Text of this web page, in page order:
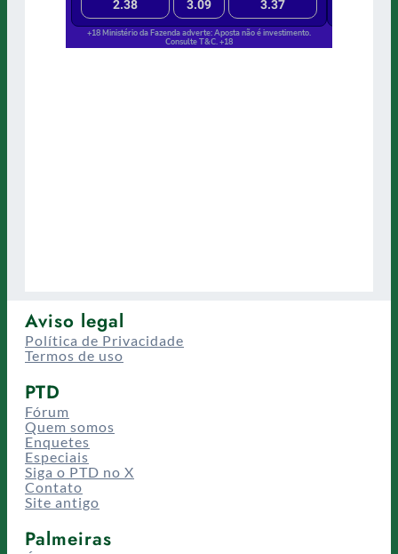
Aviso legal
Política de Privacidade
Termos de uso
PTD
Fórum
Quem somos
Enquetes
Especiais
Siga o PTD no X
Contato
Site antigo
Palmeiras